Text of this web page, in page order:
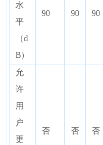
水
平
（d
B）
90 90 90
允
许
用
户
更
否 否 否